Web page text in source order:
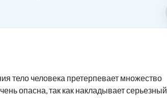
тело человека претерпевает множество
опасна, так как накладывает серьезный